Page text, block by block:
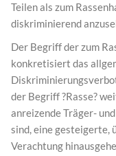
Teilen als zum
diskriminierend
Der Begriff der zum
konkretisiert das
der Begriff ?Rasse?
anreizende Träger-
sind, eine gesteigerte,
Verachtung